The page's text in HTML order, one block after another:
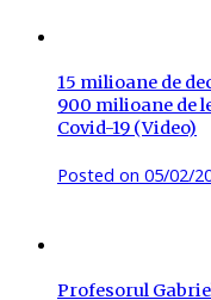
15 milioane de
900 milioane de
Covid-19 (Video)
Posted on 05/02/
Profesorul